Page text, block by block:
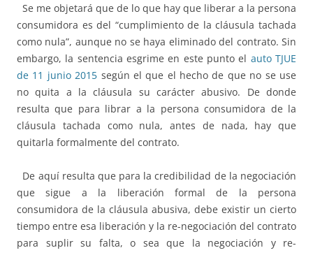
Se me objetará que de lo que hay que liberar a la persona
consumidora es del “cumplimiento de la cláusula tachada
como nula”, aunque no se haya eliminado del contrato. Sin
embargo, la sentencia esgrime en este punto el auto TJUE
de 11 junio 2015 según el que el hecho de que no se use
no quita a la cláusula su carácter abusivo. De donde
resulta que para librar a la persona consumidora de la
cláusula tachada como nula, antes de nada, hay que
quitarla formalmente del contrato.
De aquí resulta que para la credibilidad de la negociación
que sigue a la liberación formal de la persona
consumidora de la cláusula abusiva, debe existir un cierto
tiempo entre esa liberación y la re-negociación del contrato
para suplir su falta, o sea que la negociación y re-